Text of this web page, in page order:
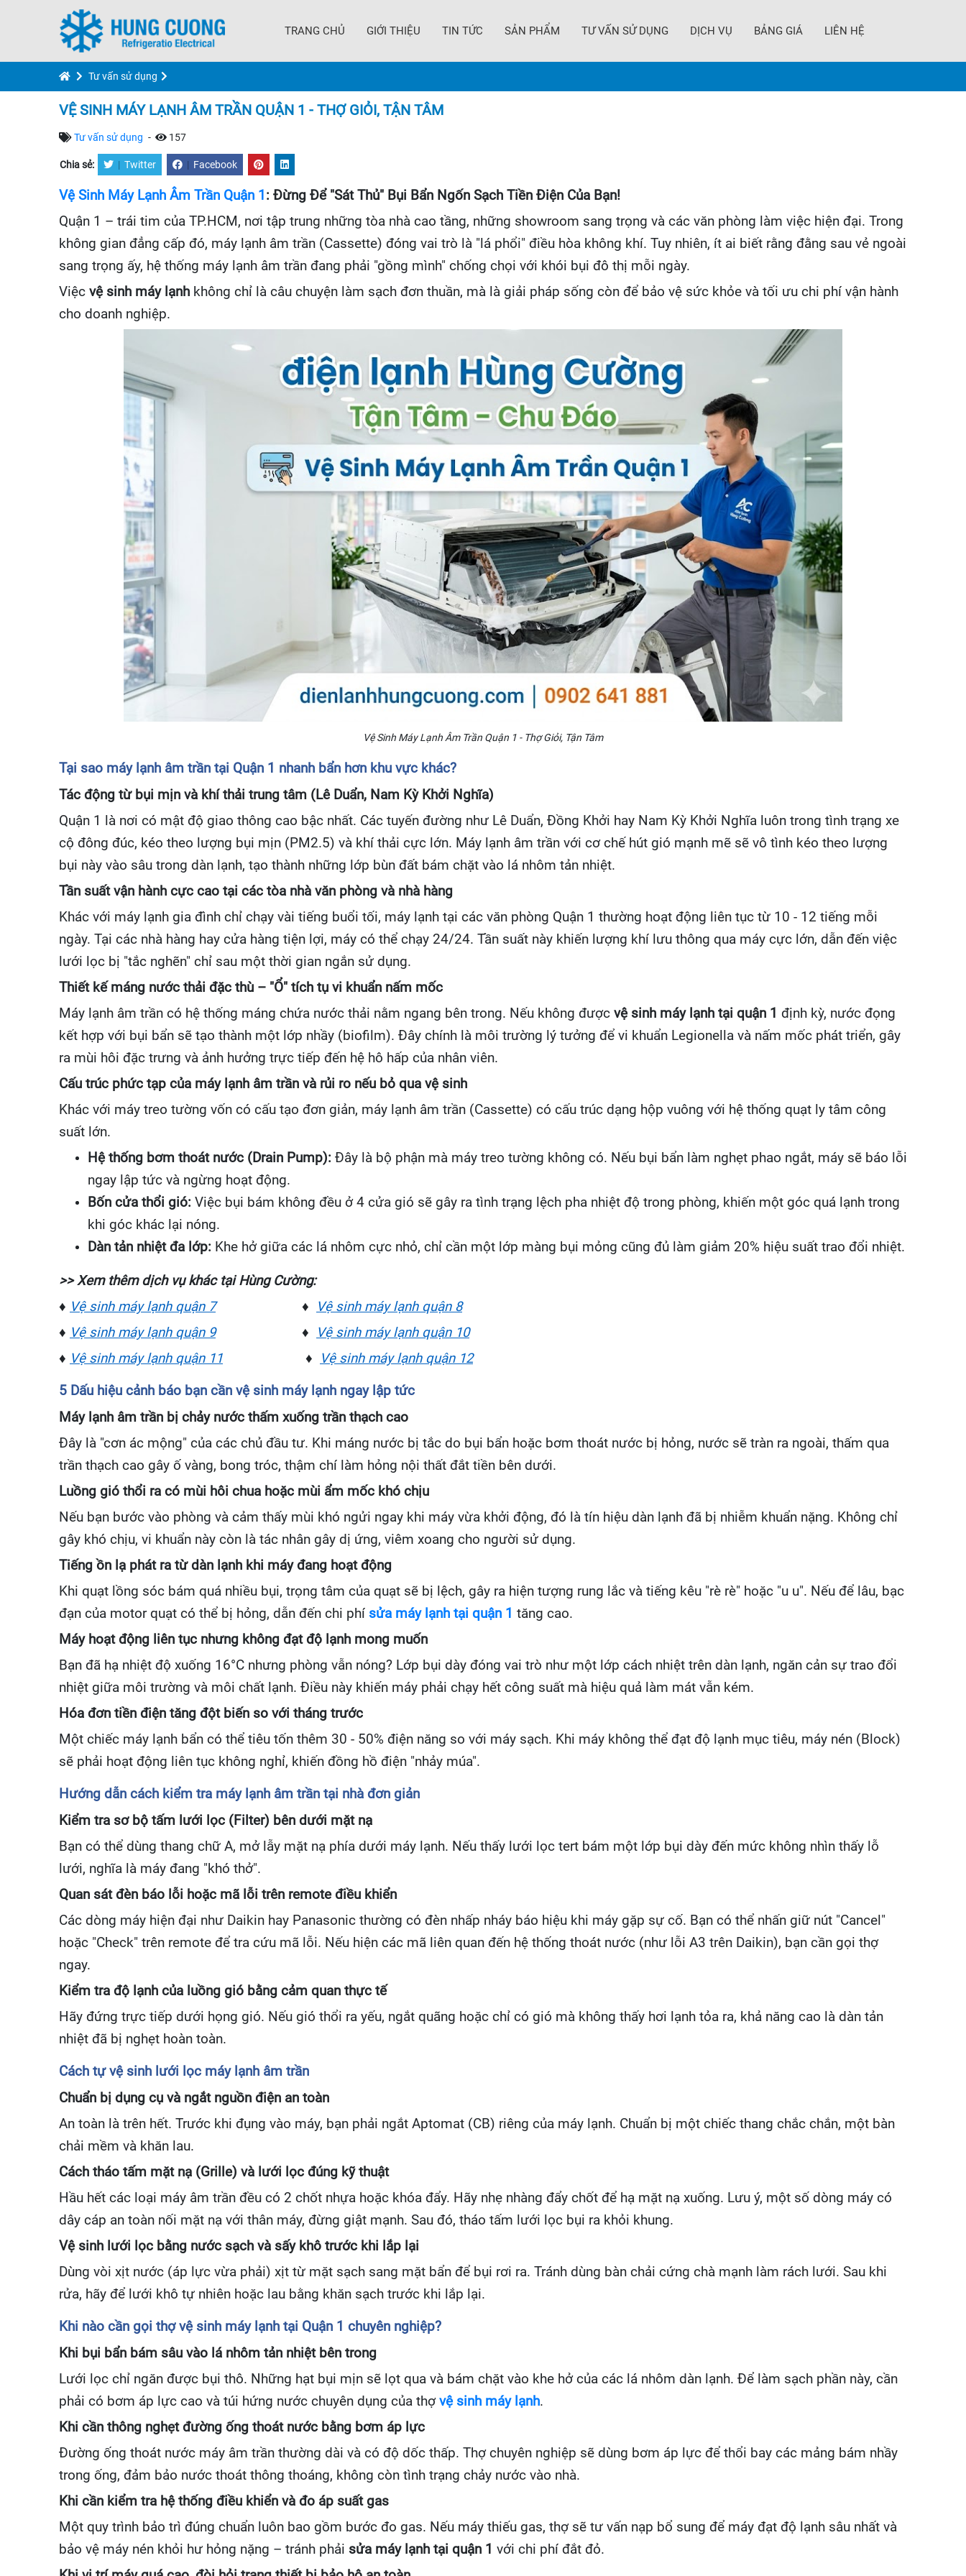
TRANG CHỦ GIỚI THIỆU TIN TỨC SẢN PHẨM TƯ VẤN SỬ DỤNG DỊCH VỤ BẢNG GIÁ LIÊN HỆ
Tư vấn sử dụng
VỆ SINH MÁY LẠNH ÂM TRẦN QUẬN 1 - THỢ GIỎI, TẬN TÂM
Tư vấn sử dụng - 157
Chia sẻ: | Twitter | Facebook
Vệ Sinh Máy Lạnh Âm Trần Quận 1 : Đừng Để "Sát Thủ" Bụi Bẩn Ngốn Sạch Tiền Điện Của Bạn!
Quận 1 – trái tim của TP.HCM, nơi tập trung những tòa nhà cao tầng, những showroom sang trọng và các văn phòng làm việc hiện đại. Trong
không gian đẳng cấp đó, máy lạnh âm trần (Cassette) đóng vai trò là "lá phổi" điều hòa không khí. Tuy nhiên, ít ai biết rằng đằng sau vẻ ngoài
sang trọng ấy, hệ thống máy lạnh âm trần đang phải "gồng mình" chống chọi với khói bụi đô thị mỗi ngày.
Việc vệ sinh máy lạnh không chỉ là câu chuyện làm sạch đơn thuần, mà là giải pháp sống còn để bảo vệ sức khỏe và tối ưu chi phí vận hành
cho doanh nghiệp.
Vệ Sinh Máy Lạnh Âm Trần Quận 1 - Thợ Giỏi, Tận Tâm
Tại sao máy lạnh âm trần tại Quận 1 nhanh bẩn hơn khu vực khác?
Tác động từ bụi mịn và khí thải trung tâm (Lê Duẩn, Nam Kỳ Khởi Nghĩa)
Quận 1 là nơi có mật độ giao thông cao bậc nhất. Các tuyến đường như Lê Duẩn, Đồng Khởi hay Nam Kỳ Khởi Nghĩa luôn trong tình trạng xe
cộ đông đúc, kéo theo lượng bụi mịn (PM2.5) và khí thải cực lớn. Máy lạnh âm trần với cơ chế hút gió mạnh mẽ sẽ vô tình kéo theo lượng
bụi này vào sâu trong dàn lạnh, tạo thành những lớp bùn đất bám chặt vào lá nhôm tản nhiệt.
Tần suất vận hành cực cao tại các tòa nhà văn phòng và nhà hàng
Khác với máy lạnh gia đình chỉ chạy vài tiếng buổi tối, máy lạnh tại các văn phòng Quận 1 thường hoạt động liên tục từ 10 - 12 tiếng mỗi
ngày. Tại các nhà hàng hay cửa hàng tiện lợi, máy có thể chạy 24/24. Tần suất này khiến lượng khí lưu thông qua máy cực lớn, dẫn đến việc
lưới lọc bị "tắc nghẽn" chỉ sau một thời gian ngắn sử dụng.
Thiết kế máng nước thải đặc thù – "Ổ" tích tụ vi khuẩn nấm mốc
Máy lạnh âm trần có hệ thống máng chứa nước thải nằm ngang bên trong. Nếu không được vệ sinh máy lạnh tại quận 1 định kỳ, nước đọng
kết hợp với bụi bẩn sẽ tạo thành một lớp nhầy (biofilm). Đây chính là môi trường lý tưởng để vi khuẩn Legionella và nấm mốc phát triển, gây
ra mùi hôi đặc trưng và ảnh hưởng trực tiếp đến hệ hô hấp của nhân viên.
Cấu trúc phức tạp của máy lạnh âm trần và rủi ro nếu bỏ qua vệ sinh
Khác với máy treo tường vốn có cấu tạo đơn giản, máy lạnh âm trần (Cassette) có cấu trúc dạng hộp vuông với hệ thống quạt ly tâm công
suất lớn.
Hệ thống bơm thoát nước (Drain Pump): Đây là bộ phận mà máy treo tường không có. Nếu bụi bẩn làm nghẹt phao ngắt, máy sẽ báo lỗi
ngay lập tức và ngừng hoạt động.
Bốn cửa thổi gió: Việc bụi bám không đều ở 4 cửa gió sẽ gây ra tình trạng lệch pha nhiệt độ trong phòng, khiến một góc quá lạnh trong
khi góc khác lại nóng.
Dàn tản nhiệt đa lớp: Khe hở giữa các lá nhôm cực nhỏ, chỉ cần một lớp màng bụi mỏng cũng đủ làm giảm 20% hiệu suất trao đổi nhiệt.
>> Xem thêm dịch vụ khác tại Hùng Cường:
♦ Vệ sinh máy lạnh quận 7♦
Vệ sinh máy lạnh quận 8
♦ Vệ sinh máy lạnh quận 9♦
Vệ sinh máy lạnh quận 10
♦ Vệ sinh máy lạnh quận 11 ♦ Vệ sinh máy lạnh quận 12
5 Dấu hiệu cảnh báo bạn cần vệ sinh máy lạnh ngay lập tức
Máy lạnh âm trần bị chảy nước thấm xuống trần thạch cao
Đây là "cơn ác mộng" của các chủ đầu tư. Khi máng nước bị tắc do bụi bẩn hoặc bơm thoát nước bị hỏng, nước sẽ tràn ra ngoài, thấm qua
trần thạch cao gây ố vàng, bong tróc, thậm chí làm hỏng nội thất đắt tiền bên dưới.
Luồng gió thổi ra có mùi hôi chua hoặc mùi ẩm mốc khó chịu
Nếu bạn bước vào phòng và cảm thấy mùi khó ngửi ngay khi máy vừa khởi động, đó là tín hiệu dàn lạnh đã bị nhiễm khuẩn nặng. Không chỉ
gây khó chịu, vi khuẩn này còn là tác nhân gây dị ứng, viêm xoang cho người sử dụng.
Tiếng ồn lạ phát ra từ dàn lạnh khi máy đang hoạt động
Khi quạt lồng sóc bám quá nhiều bụi, trọng tâm của quạt sẽ bị lệch, gây ra hiện tượng rung lắc và tiếng kêu "rè rè" hoặc "u u". Nếu để lâu, bạc
đạn của motor quạt có thể bị hỏng, dẫn đến chi phí sửa máy lạnh tại quận 1 tăng cao.
Máy hoạt động liên tục nhưng không đạt độ lạnh mong muốn
Bạn đã hạ nhiệt độ xuống 16°C nhưng phòng vẫn nóng? Lớp bụi dày đóng vai trò như một lớp cách nhiệt trên dàn lạnh, ngăn cản sự trao đổi
nhiệt giữa môi trường và môi chất lạnh. Điều này khiến máy phải chạy hết công suất mà hiệu quả làm mát vẫn kém.
Hóa đơn tiền điện tăng đột biến so với tháng trước
Một chiếc máy lạnh bẩn có thể tiêu tốn thêm 30 - 50% điện năng so với máy sạch. Khi máy không thể đạt độ lạnh mục tiêu, máy nén (Block)
sẽ phải hoạt động liên tục không nghỉ, khiến đồng hồ điện "nhảy múa".
Hướng dẫn cách kiểm tra máy lạnh âm trần tại nhà đơn giản
Kiểm tra sơ bộ tấm lưới lọc (Filter) bên dưới mặt nạ
Bạn có thể dùng thang chữ A, mở lẫy mặt nạ phía dưới máy lạnh. Nếu thấy lưới lọc tert bám một lớp bụi dày đến mức không nhìn thấy lỗ
lưới, nghĩa là máy đang "khó thở".
Quan sát đèn báo lỗi hoặc mã lỗi trên remote điều khiển
Các dòng máy hiện đại như Daikin hay Panasonic thường có đèn nhấp nháy báo hiệu khi máy gặp sự cố. Bạn có thể nhấn giữ nút "Cancel"
hoặc "Check" trên remote để tra cứu mã lỗi. Nếu hiện các mã liên quan đến hệ thống thoát nước (như lỗi A3 trên Daikin), bạn cần gọi thợ
ngay.
Kiểm tra độ lạnh của luồng gió bằng cảm quan thực tế
Hãy đứng trực tiếp dưới họng gió. Nếu gió thổi ra yếu, ngắt quãng hoặc chỉ có gió mà không thấy hơi lạnh tỏa ra, khả năng cao là dàn tản
nhiệt đã bị nghẹt hoàn toàn.
Cách tự vệ sinh lưới lọc máy lạnh âm trần
Chuẩn bị dụng cụ và ngắt nguồn điện an toàn
An toàn là trên hết. Trước khi đụng vào máy, bạn phải ngắt Aptomat (CB) riêng của máy lạnh. Chuẩn bị một chiếc thang chắc chắn, một bàn
chải mềm và khăn lau.
Cách tháo tấm mặt nạ (Grille) và lưới lọc đúng kỹ thuật
Hầu hết các loại máy âm trần đều có 2 chốt nhựa hoặc khóa đẩy. Hãy nhẹ nhàng đẩy chốt để hạ mặt nạ xuống. Lưu ý, một số dòng máy có
dây cáp an toàn nối mặt nạ với thân máy, đừng giật mạnh. Sau đó, tháo tấm lưới lọc bụi ra khỏi khung.
Vệ sinh lưới lọc bằng nước sạch và sấy khô trước khi lắp lại
Dùng vòi xịt nước (áp lực vừa phải) xịt từ mặt sạch sang mặt bẩn để bụi rơi ra. Tránh dùng bàn chải cứng chà mạnh làm rách lưới. Sau khi
rửa, hãy để lưới khô tự nhiên hoặc lau bằng khăn sạch trước khi lắp lại.
Khi nào cần gọi thợ vệ sinh máy lạnh tại Quận 1 chuyên nghiệp?
Khi bụi bẩn bám sâu vào lá nhôm tản nhiệt bên trong
Lưới lọc chỉ ngăn được bụi thô. Những hạt bụi mịn sẽ lọt qua và bám chặt vào khe hở của các lá nhôm dàn lạnh. Để làm sạch phần này, cần
phải có bơm áp lực cao và túi hứng nước chuyên dụng của thợvệ sinh máy lạnh.
Khi cần thông nghẹt đường ống thoát nước bằng bơm áp lực
Đường ống thoát nước máy âm trần thường dài và có độ dốc thấp. Thợ chuyên nghiệp sẽ dùng bơm áp lực để thổi bay các mảng bám nhầy
trong ống, đảm bảo nước thoát thông thoáng, không còn tình trạng chảy nước vào nhà.
Khi cần kiểm tra hệ thống điều khiển và đo áp suất gas
Một quy trình bảo trì đúng chuẩn luôn bao gồm bước đo gas. Nếu máy thiếu gas, thợ sẽ tư vấn nạp bổ sung để máy đạt độ lạnh sâu nhất và
bảo vệ máy nén khỏi hư hỏng nặng – tránh phải sửa máy lạnh tại quận 1 với chi phí đắt đỏ.